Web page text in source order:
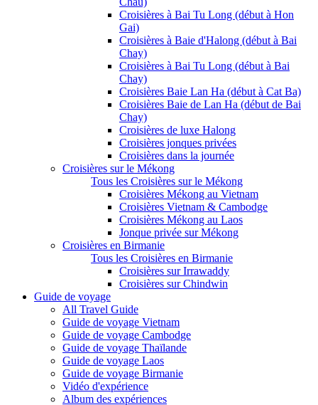
Croisières à Bai Tu Long (début à Hon
Gai)
Croisières à Baie d'Halong (début à Bai
Chay)
Croisières à Bai Tu Long (début à Bai
Chay)
Croisières Baie Lan Ha (début à Cat Ba)
Croisières Baie de Lan Ha (début de Bai
Chay)
Croisières de luxe Halong
Croisières jonques privées
Croisières dans la journée
Croisières sur le Mékong
Tous les Croisières sur le Mékong
Croisières Mékong au Vietnam
Croisières Vietnam & Cambodge
Croisières Mékong au Laos
Jonque privée sur Mékong
Croisières en Birmanie
Tous les Croisières en Birmanie
Croisières sur Irrawaddy
Croisières sur Chindwin
Guide de voyage
All Travel Guide
Guide de voyage Vietnam
Guide de voyage Cambodge
Guide de voyage Thaïlande
Guide de voyage Laos
Guide de voyage Birmanie
Vidéo d'expérience
Album des expériences